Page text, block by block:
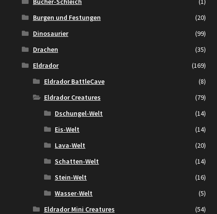
Burgen und Festungen
(20)
Dinosaurier
(99)
Drachen
(35)
Eldrador
(169)
Eldrador BattleCave
(8)
Eldrador Creatures
(79)
Dschungel-Welt
(14)
Eis-Welt
(14)
Lava-Welt
(20)
Schatten-Welt
(14)
Stein-Welt
(16)
Wasser-Welt
(5)
Eldrador Mini Creatures
(54)